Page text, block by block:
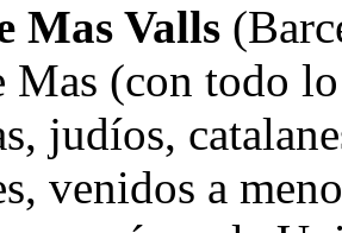
Mas Valls
Mas (con todo
judíos,
venidos a